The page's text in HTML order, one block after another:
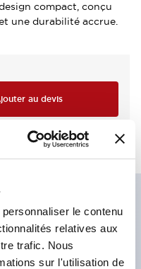
le contenu
relatives aux
trafic. Nous
sur l'utilisation de
compact, conçu
une durabilité accrue.
au devis
est possible, et le